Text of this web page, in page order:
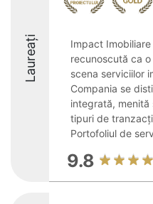
Laureați
Impact
recunoscută ca
scena serviciilor
Compania se
integrată,
tipuri de
Portofoliul de
9.8